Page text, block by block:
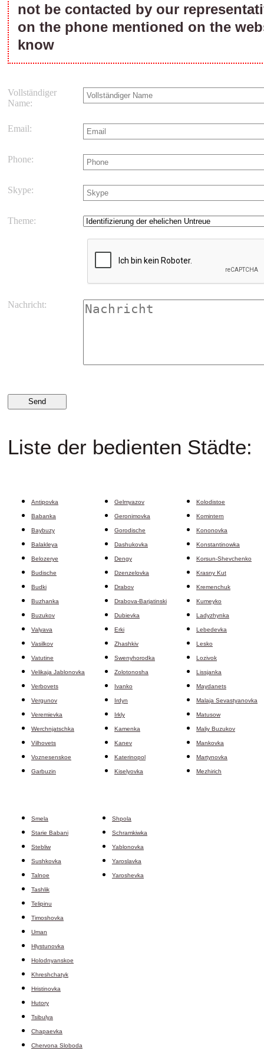
not be contacted by our
on the phone mentioned on the
know
Vollständiger
Name:
Email:
Phone:
Skype:
Theme:
Nachricht:
Liste der bedienten Städte:
Antipovka
Babanka
Baybuzy
Balakleya
Belozerye
Budische
Budki
Buzhanka
Buzukov
Valyava
Vasilkov
Vatutine
Velikaja Jablonovka
Verbovets
Vergunov
Veremievka
Werchnjatschka
Vilhovets
Voznesenskoe
Garbuzin
Gelmyazov
Geronimovka
Gorodische
Dashukovka
Dengy
Dzenzelovka
Drabov
Drabova-Barjatinski
Dubievka
Erki
Zhashkiv
Swenyhorodka
Zolotonosha
Ivanko
Irdyn
Irkly
Kamenka
Kanev
Katerinopol
Kiselyovka
Kolodistoe
Komintern
Kononovka
Konstantinowka
Korsun-Shevchenko
Krasny Kut
Kremenchuk
Kumeyko
Ladyzhynka
Lebedevka
Lesko
Lozivok
Lissjanka
Maydanets
Malaja Sevastyanovka
Matusow
Maliy Buzukov
Mankovka
Martynovka
Mezhirich
Smela
Starie Babani
Stebliw
Sushkovka
Talnoe
Tashlik
Telipinu
Timoshovka
Uman
Hlystunovka
Holodnyanskoe
Khreshchatyk
Hristinovka
Hutory
Tsibulya
Chapaevka
Chervona Sloboda
Shpola
Schramkiwka
Yablonovka
Yaroslavka
Yaroshevka